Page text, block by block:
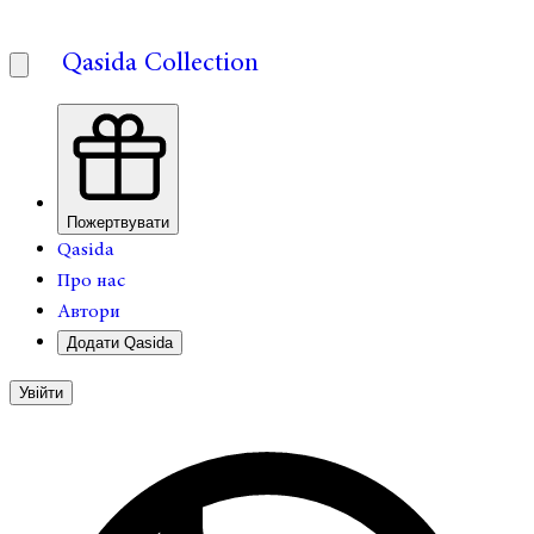
Qasida Collection
Пожертвувати
Qasida
Про нас
Автори
Додати Qasida
Увійти